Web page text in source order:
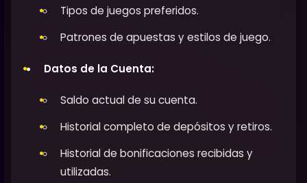
Tipos de juegos preferidos.
Patrones de apuestas y estilos de juego.
Datos de la Cuenta:
Saldo actual de su cuenta.
Historial completo de depósitos y retiros.
Historial de bonificaciones recibidas y
utilizadas.